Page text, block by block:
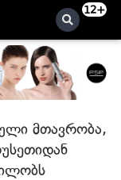
12+
მთავრობა,